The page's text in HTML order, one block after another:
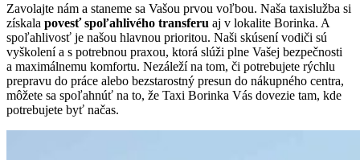
Zavolajte nám a staneme sa Vašou prvou voľbou. Naša taxislužba si
získala povesť spoľahlivého transferu aj v lokalite Borinka. A
spoľahlivosť je našou hlavnou prioritou. Naši skúsení vodiči sú
vyškolení a s potrebnou praxou, ktorá slúži plne Vašej bezpečnosti
a maximálnemu komfortu. Nezáleží na tom, či potrebujete rýchlu
prepravu do práce alebo bezstarostný presun do nákupného centra,
môžete sa spoľahnúť na to, že Taxi Borinka Vás dovezie tam, kde
potrebujete byť načas.